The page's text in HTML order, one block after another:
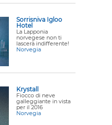
Sorrisniva Igloo
Hotel
La Lapponia
norvegese non ti
lascerà indifferente!
Norvegia
Krystall
Fiocco di neve
galleggiante in vista
per il 2016
Norvegia